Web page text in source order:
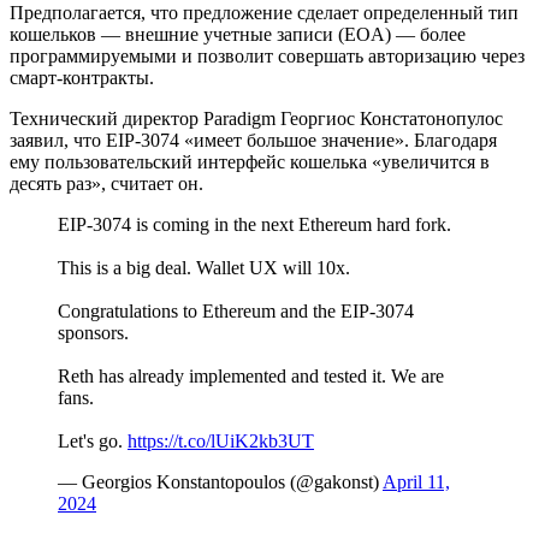
Предполагается, что предложение сделает определенный тип
кошельков — внешние учетные записи (EOA) — более
программируемыми и позволит совершать авторизацию через
смарт-контракты.
Технический директор Paradigm Георгиос Констатонопулос
заявил, что EIP-3074 «имеет большое значение». Благодаря
ему пользовательский интерфейс кошелька «увеличится в
десять раз», считает он.
EIP-3074 is coming in the next Ethereum hard fork.
This is a big deal. Wallet UX will 10x.
Congratulations to Ethereum and the EIP-3074
sponsors.
Reth has already implemented and tested it. We are
fans.
Let's go. https://t.co/lUiK2kb3UT
— Georgios Konstantopoulos (@gakonst) April 11,
2024